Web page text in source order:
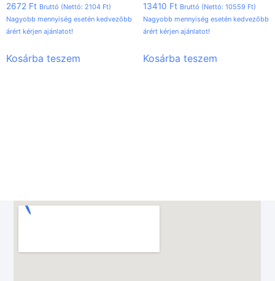
2672 Ft Bruttó (Nettó: 2104 Ft)
Nagyobb mennyiség esetén kedvezőbb
árért kérjen ajánlatot!
Kosárba teszem
13410 Ft Bruttó (Nettó: 10559 Ft)
Nagyobb mennyiség esetén kedvezőbb
árért kérjen ajánlatot!
Kosárba teszem